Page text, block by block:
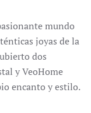
mundo
joyas de la
dos
y VeoHome
encanto y estilo.